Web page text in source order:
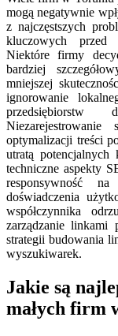
mogą negatywnie
z najczęstszych
kluczowych przed
Niektóre firmy
bardziej
mniejszej
ignorowanie
optymalizacji treści
utratą
techniczne aspekty
responsywność
doświadczenia
współczynnika
zarządzanie linkami
strategii budowania
wyszukiwarek.
Jakie są
małych firm